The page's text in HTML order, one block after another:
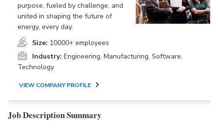
purpose, fueled by challenge, and
united in shaping the future of
energy, every day.
Size: 10000+ employees
Industry: Engineering, Manufacturing, Software,
Technology
VIEW COMPANY PROFILE
Job Description Summary